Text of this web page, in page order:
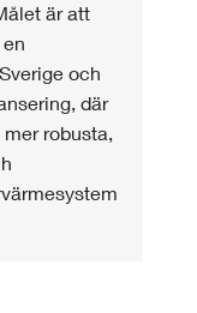
är att
och
där
robusta,